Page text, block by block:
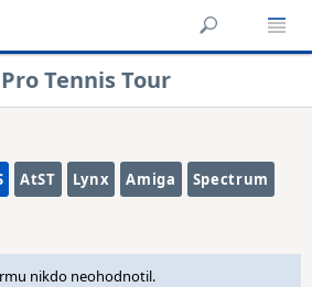
Tennis Tour
AtST Lynx Amiga Spectrum
nikdo neohodnotil.